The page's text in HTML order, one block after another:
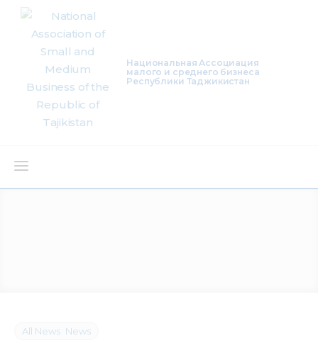
Национальная Ассоциация
малого и среднего бизнеса
Республики Таджикистан
About Us
Mediacentre
All News News